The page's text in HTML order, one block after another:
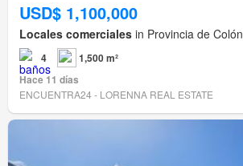
USD$ 1,100,000
Locales comerciales in Provincia de Colón
4
1,500 m²
Hace 11 días
ENCUENTRA24 - LORENNA REAL ESTATE